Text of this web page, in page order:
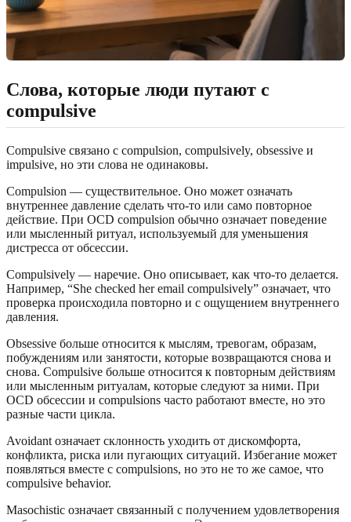
Слова, которые люди путают с
compulsive
Compulsive связано с compulsion, compulsively, obsessive и
impulsive, но эти слова не одинаковы.
Compulsion — существительное. Оно может означать
внутреннее давление сделать что-то или само повторное
действие. При OCD compulsion обычно означает поведение
или мысленный ритуал, используемый для уменьшения
дистресса от обсессии.
Compulsively — наречие. Оно описывает, как что-то делается.
Например, “She checked her email compulsively” означает, что
проверка происходила повторно и с ощущением внутреннего
давления.
Obsessive больше относится к мыслям, тревогам, образам,
побуждениям или занятости, которые возвращаются снова и
снова. Compulsive больше относится к повторным действиям
или мысленным ритуалам, которые следуют за ними. При
OCD обсессии и compulsions часто работают вместе, но это
разные части цикла.
Avoidant означает склонность уходить от дискомфорта,
конфликта, риска или пугающих ситуаций. Избегание может
появляться вместе с compulsions, но это не то же самое, что
compulsive behavior.
Masochistic означает связанный с получением удовлетворения